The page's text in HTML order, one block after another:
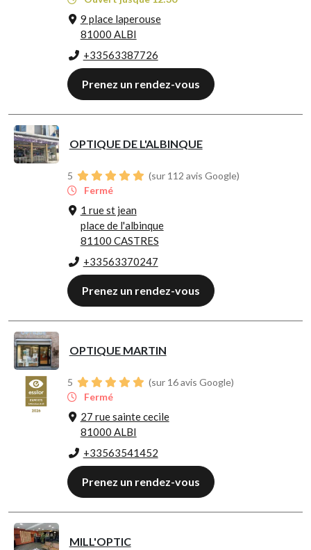
9 place laperouse
81000 ALBI
+33563387726
Prenez un rendez-vous
OPTIQUE DE L'ALBINQUE
5
(sur 112 avis Google)
Fermé
1 rue st jean
place de l'albinque
81100 CASTRES
+33563370247
Prenez un rendez-vous
OPTIQUE MARTIN
5
(sur 16 avis Google)
Fermé
27 rue sainte cecile
81000 ALBI
+33563541452
Prenez un rendez-vous
MILL'OPTIC